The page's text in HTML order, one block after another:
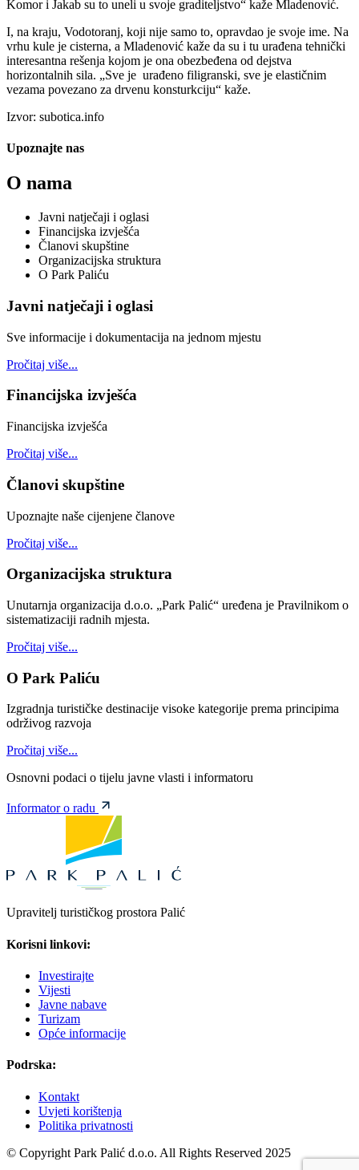
Komor i Jakab su to uneli u svoje graditeljstvo“ kaže Mladenović.
I, na kraju, Vodotoranj, koji nije samo to, opravdao je svoje ime. Na
vrhu kule je cisterna, a Mladenović kaže da su i tu urađena tehnički
interesantna rešenja kojom je ona obezbeđena od dejstva
horizontalnih sila. „Sve je urađeno filigranski, sve je elastičnim
vezama povezano za drvenu konsturkciju“ kaže.
Izvor: subotica.info
Upoznajte nas
O nama
Javni natječaji i oglasi
Financijska izvješća
Članovi skupštine
Organizacijska struktura
O Park Paliću
Javni natječaji i oglasi
Sve informacije i dokumentacija na jednom mjestu
Pročitaj više...
Financijska izvješća
Financijska izvješća
Pročitaj više...
Članovi skupštine
Upoznajte naše cijenjene članove
Pročitaj više...
Organizacijska struktura
Unutarnja organizacija d.o.o. „Park Palić“ uređena je Pravilnikom o
sistematizaciji radnih mjesta.
Pročitaj više...
O Park Paliću
Izgradnja turističke destinacije visoke kategorije prema principima
održivog razvoja
Pročitaj više...
Osnovni podaci o tijelu javne vlasti i informatoru
Informator o radu
Upravitelj turističkog prostora Palić
Korisni linkovi:
Investirajte
Vijesti
Javne nabave
Turizam
Opće informacije
Podrska:
Kontakt
Uvjeti korištenja
Politika privatnosti
© Copyright Park Palić d.o.o. All Rights Reserved 2025